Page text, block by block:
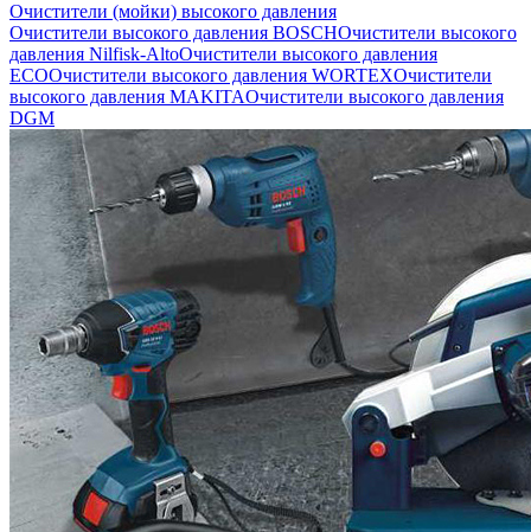
Очистители (мойки) высокого давления
Очистители высокого давления BOSCHОчистители высокого
давления Nilfisk-AltoОчистители высокого давления
ECOОчистители высокого давления WORTEXОчистители
высокого давления MAKITAОчистители высокого давления
DGM